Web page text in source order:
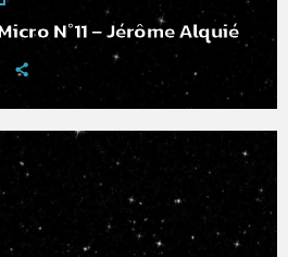
N°11 – Jérôme Alquié